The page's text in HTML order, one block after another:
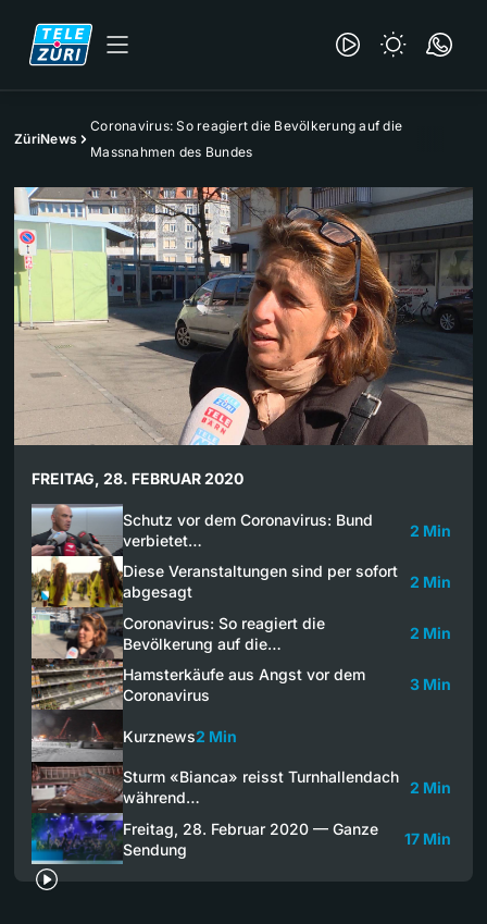
ZüriNews
Coronavirus: So reagiert die Bevölkerung auf die
Massnahmen des Bundes
FREITAG, 28. FEBRUAR 2020
Schutz vor dem Coronavirus: Bund
verbietet…
2 Min
Diese Veranstaltungen sind per sofort
abgesagt
2 Min
Coronavirus: So reagiert die
Bevölkerung auf die…
2 Min
Hamsterkäufe aus Angst vor dem
Coronavirus
3 Min
Kurznews2 Min
Sturm «Bianca» reisst Turnhallendach
während…
2 Min
Freitag, 28. Februar 2020 — Ganze
Sendung
17 Min